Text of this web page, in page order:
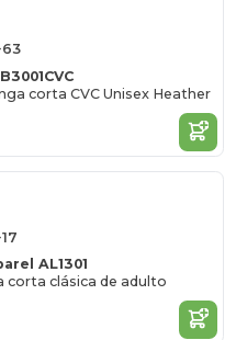
corta CVC Unisex Heather
AL1301
corta clásica de adulto